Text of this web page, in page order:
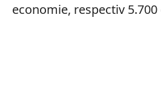
economie, respectiv 5.700